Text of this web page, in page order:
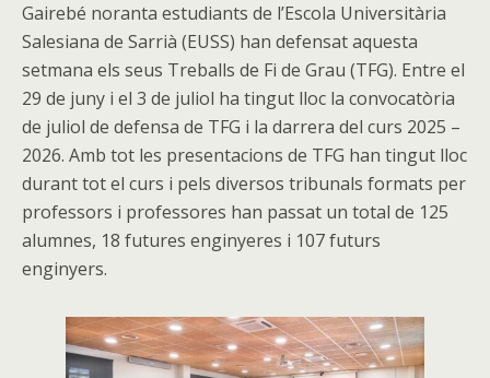
Gairebé noranta estudiants de l’Escola Universitària
Salesiana de Sarrià (EUSS) han defensat aquesta
setmana els seus Treballs de Fi de Grau (TFG). Entre el
29 de juny i el 3 de juliol ha tingut lloc la convocatòria
de juliol de defensa de TFG i la darrera del curs 2025 –
2026. Amb tot les presentacions de TFG han tingut lloc
durant tot el curs i pels diversos tribunals formats per
professors i professores han passat un total de 125
alumnes, 18 futures enginyeres i 107 futurs
enginyers.